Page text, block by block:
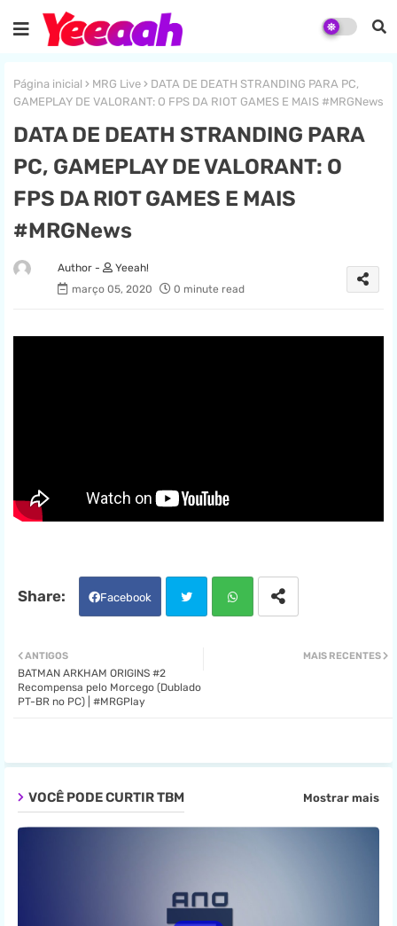
Página inicial MRG Live
DATA DE DEATH STRANDING PARA PC,
GAMEPLAY DE VALORANT: O FPS DA RIOT GAMES E MAIS #MRGNews
DATA DE DEATH STRANDING PARA
PC, GAMEPLAY DE VALORANT: O
FPS DA RIOT GAMES E MAIS
#MRGNews
Yeeah!
março 05, 2020
0 minute read
Facebook
MAIS RECENTES
ANTIGOS
BATMAN ARKHAM ORIGINS #2
Recompensa pelo Morcego (Dublado
PT-BR no PC) | #MRGPlay
VOCÊ PODE CURTIR TBM Mostrar mais